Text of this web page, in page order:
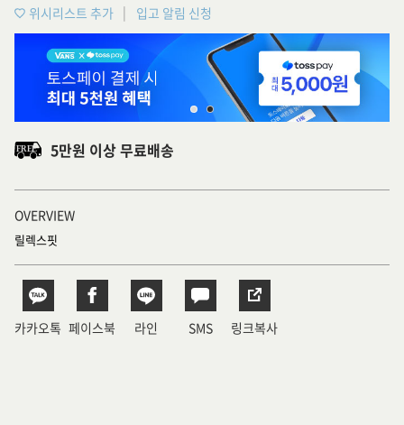
위시리스트 추가 입고 알림 신청
5만원 이상 무료배송
OVERVIEW
릴렉스핏
카카오톡 페이스북 라인 SMS 링크복사